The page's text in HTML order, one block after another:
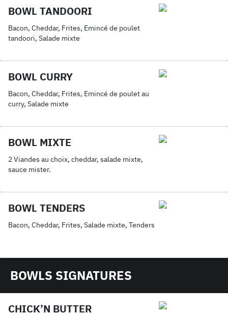
BOWL TANDOORI
Bacon, Cheddar, Frites, Emincé de poulet
tandoori, Salade mixte
BOWL CURRY
Bacon, Cheddar, Frites, Emincé de poulet au
curry, Salade mixte
BOWL MIXTE
2 Viandes au choix, cheddar, salade mixte,
sauce mister.
BOWL TENDERS
Bacon, Cheddar, Frites, Salade mixte, Tenders
BOWLS SIGNATURES
CHICK’N BUTTER